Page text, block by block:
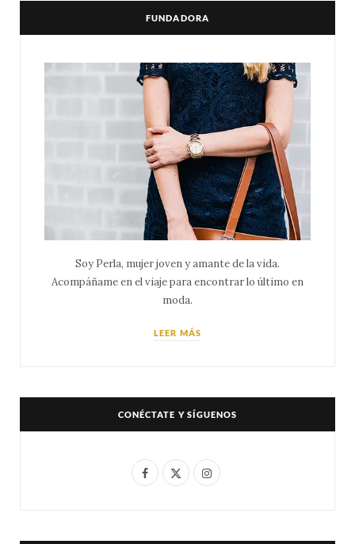
FUNDADORA
Soy Perla, mujer joven y amante de la vida.
Acompáñame en el viaje para encontrar lo último en
moda.
LEER MÁS
CONÉCTATE Y SÍGUENOS
F
X
I